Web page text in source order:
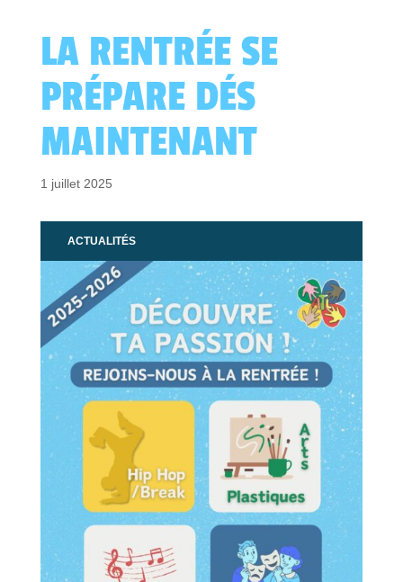
LA RENTRÉE SE
PRÉPARE DÉS
MAINTENANT
1 juillet 2025
ACTUALITÉS